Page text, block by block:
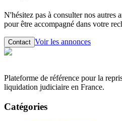
N'hésitez pas à consulter nos autres
pour être accompagné dans votre
Contact Voir les annonces
Plateforme de référence pour la
liquidation judiciaire en France.
Catégories